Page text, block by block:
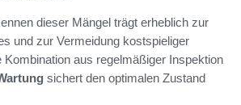
dieser Mängel trägt erheblich zur
und zur Vermeidung kostspieliger
Kombination aus regelmäßiger Inspektion
sichert den optimalen Zustand